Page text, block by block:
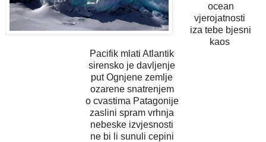
ocean
vjerojatnosti
iza tebe bjesni
kaos
Pacifik mlati Atlantik
sirensko je davljenje
put Ognjene zemlje
ozarene snatrenjem
o cvastima Patagonije
zaslini spram vrhnja
nebeske izvjesnosti
ne bi li sunuli cepini